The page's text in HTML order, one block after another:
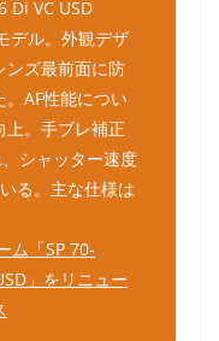
Di VC USD
デル。外観デザ
ンズ最前面に防
AF性能につい
上。手ブレ補正
シャッター速度
る。主な仕様は
ム「SP 70-
」をリニュー